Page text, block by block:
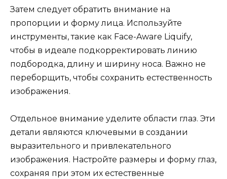
Затем следует обратить внимание на
пропорции и форму лица. Используйте
инструменты, такие как Face-Aware Liquify,
чтобы в идеале подкорректировать линию
подбородка, длину и ширину носа. Важно не
переборщить, чтобы сохранить естественность
изображения.
Отдельное внимание уделите области глаз. Эти
детали являются ключевыми в создании
выразительного и привлекательного
изображения. Настройте размеры и форму глаз,
сохраняя при этом их естественные